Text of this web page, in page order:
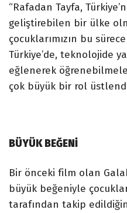
“Rafadan Tayfa,
geliştirebilen bir ülke
çocuklarımızın bu
Türkiye’de, teknolojide
eğlenerek
çok büyük bir rol
BÜYÜK BEĞENİ
Bir önceki film olan
büyük beğeniyle
tarafından takip